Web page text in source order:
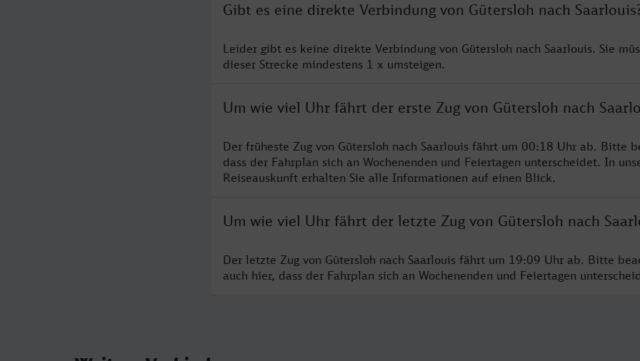
Gibt es eine direkte Verbindung von Gütersloh nach
Leider gibt es keine direkte Verbindung von Gütersloh nach Saarlouis. Sie
dieser Strecke mindestens 1 x umsteigen.
Um wie viel Uhr fährt der erste Zug von Gütersloh nach
Der früheste Zug von Gütersloh nach Saarlouis fährt um 00:18 Uhr ab. Bitte
dass der Fahrplan sich an Wochenenden und Feiertagen unterscheidet. In
Reiseauskunft erhalten Sie alle Informationen auf einen Blick.
Um wie viel Uhr fährt der letzte Zug von Gütersloh nach
Der letzte Zug von Gütersloh nach Saarlouis fährt um 19:09 Uhr ab. Bitte
auch hier, dass der Fahrplan sich an Wochenenden und Feiertagen